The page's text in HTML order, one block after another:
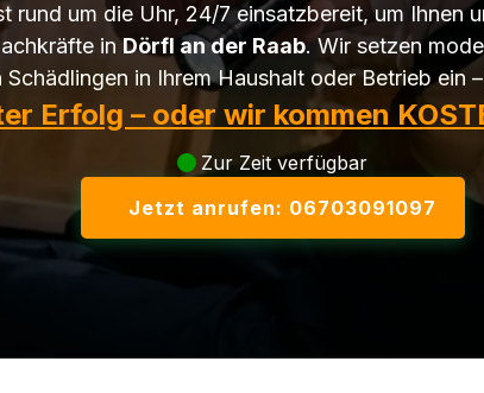
rund um die Uhr, 24/7 einsatzbereit, um Ihnen
inDörfl an der Raab. Wir setzen
in Ihrem Haushalt oder Betrieb ein
Erfolg – oder wir kommen
Zur Zeit verfügbar
Jetzt anrufen: 06703091097